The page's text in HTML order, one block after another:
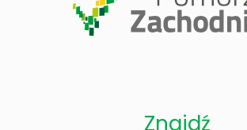
Znajdź